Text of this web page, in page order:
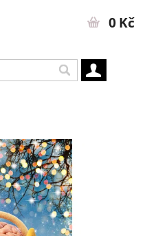
0 Kč